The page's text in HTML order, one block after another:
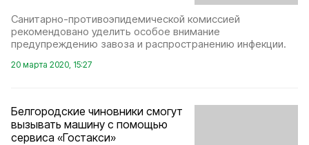
Санитарно-противоэпидемической комиссией
рекомендовано уделить особое внимание
предупреждению завоза и распространению инфекции.
20 марта 2020, 15:27
Белгородские чиновники смогут
вызывать машину с помощью
сервиса «Гостакси»